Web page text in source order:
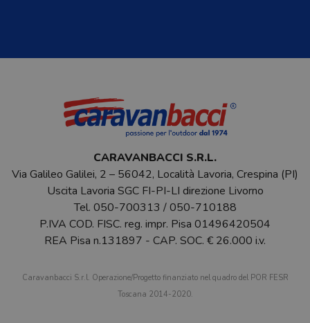
CARAVANBACCI S.R.L.
Via Galileo Galilei, 2 – 56042, Località Lavoria, Crespina (PI)
Uscita Lavoria SGC FI-PI-LI direzione Livorno
Tel. 050-700313 /050-710188
P.IVA COD. FISC. reg. impr. Pisa 01496420504
REA Pisa n.131897 - CAP. SOC. € 26.000 i.v.
Caravanbacci S.r.l. Operazione/Progetto finanziato nel quadro del POR FESR
Toscana 2014-2020.